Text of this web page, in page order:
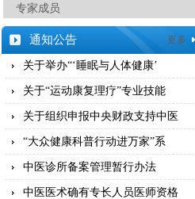
通知公告 更多
关于举办“‘睡眠与人体健康’
关于“运动康复理疗”专业技能
关于组织申报中央财政支持中医
“大众健康科普行动进万家”系
中医诊所备案管理暂行办法
中医医术确有专长人员医师资格
专家成员